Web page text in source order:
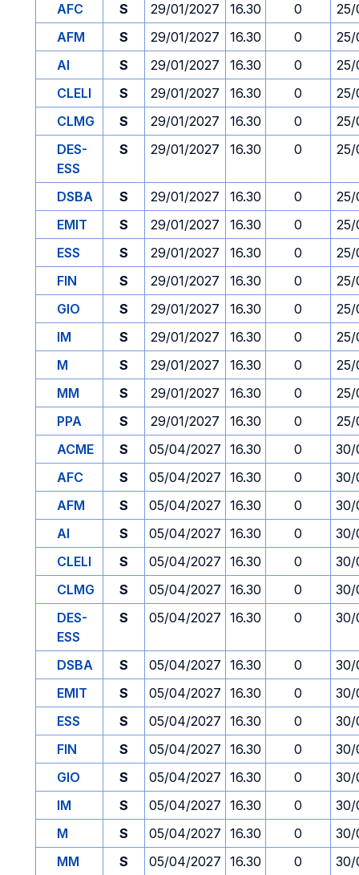
AFC
S 29/01/2027 16.30 0
25/
AFM
S 29/01/2027 16.30 0
25/
AI
S 29/01/2027 16.30 0
25/
CLELI
S 29/01/2027 16.30 0
25/
CLMG
S 29/01/2027 16.30 0
25/
DES-
ESS
S 29/01/2027 16.30 0 25/
DSBA S 29/01/2027 16.30 0
25/
EMIT
S 29/01/2027 16.30 0
25/
ESS
S 29/01/2027 16.30 0
25/
FIN
S 29/01/2027 16.30 0
25/
GIO
S 29/01/2027 16.30 0
25/
IM
S 29/01/2027 16.30 0
25/
M
S 29/01/2027 16.30 0
25/
MM
S 29/01/2027 16.30 0
25/
PPA
S 29/01/2027 16.30 0
25/
ACME
S 05/04/2027 16.30 0
30/
AFC
S 05/04/2027 16.30 0
30/
AFM
S 05/04/2027 16.30 0
30/
AI
S 05/04/2027 16.30 0
30/
CLELI
S 05/04/2027 16.30 0
30/
CLMG
S 05/04/2027 16.30 0
30/
DES-
ESS
S 05/04/2027 16.30 0 30/
DSBA S 05/04/2027 16.30 0
30/
EMIT
S 05/04/2027 16.30 0
30/
ESS
S 05/04/2027 16.30 0
30/
FIN
S 05/04/2027 16.30 0
30/
GIO
S 05/04/2027 16.30 0
30/
IM
S 05/04/2027 16.30 0
30/
M
S 05/04/2027 16.30 0
30/
MM
S 05/04/2027 16.30 0 30/